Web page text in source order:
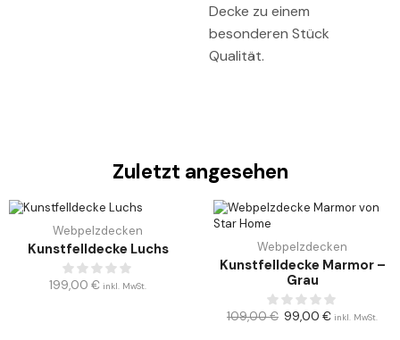
Decke zu einem
besonderen Stück
Qualität.
Zuletzt angesehen
Webpelzdecken
Kunstfelldecke Luchs
199,00 € inkl. MwSt.
Webpelzdecken
Kunstfelldecke Marmor –
Grau
109,00€ 99,00 € inkl. MwSt.